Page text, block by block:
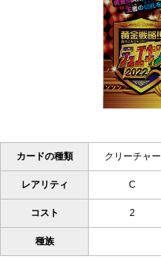
カードの種類 クリーチャー
レアリティ C
コスト 2
種族